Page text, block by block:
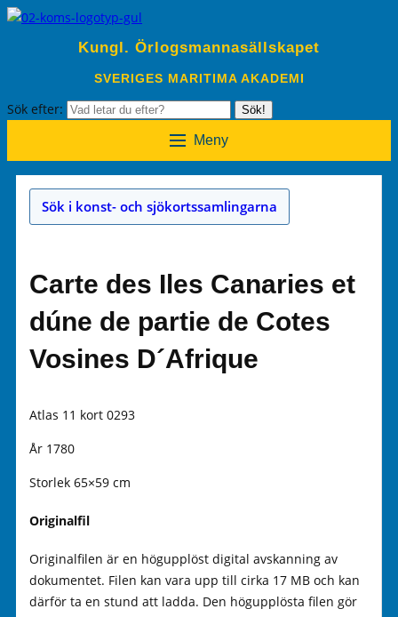
Kungl. Örlogsmannasällskapet
SVERIGES MARITIMA AKADEMI
Sök efter: Sök!
Meny
Sök i konst- och sjökortssamlingarna
Carte des Iles Canaries et
dúne de partie de Cotes
Vosines D´Afrique
Atlas 11 kort 0293
År 1780
Storlek 65×59 cm
Originalfil
Originalfilen är en högupplöst digital avskanning av
dokumentet. Filen kan vara upp till cirka 17 MB och kan
därför ta en stund att ladda. Den högupplösta filen gör